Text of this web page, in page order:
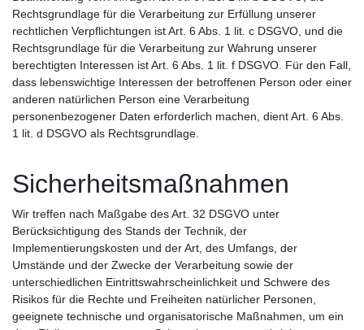
Rechtsgrundlage für die Verarbeitung zur Erfüllung unserer
rechtlichen Verpflichtungen ist Art. 6 Abs. 1 lit. c DSGVO, und die
Rechtsgrundlage für die Verarbeitung zur Wahrung unserer
berechtigten Interessen ist Art. 6 Abs. 1 lit. f DSGVO. Für den Fall,
dass lebenswichtige Interessen der betroffenen Person oder einer
anderen natürlichen Person eine Verarbeitung
personenbezogener Daten erforderlich machen, dient Art. 6 Abs.
1 lit. d DSGVO als Rechtsgrundlage.
Sicherheitsmaßnahmen
Wir treffen nach Maßgabe des Art. 32 DSGVO unter
Berücksichtigung des Stands der Technik, der
Implementierungskosten und der Art, des Umfangs, der
Umstände und der Zwecke der Verarbeitung sowie der
unterschiedlichen Eintrittswahrscheinlichkeit und Schwere des
Risikos für die Rechte und Freiheiten natürlicher Personen,
geeignete technische und organisatorische Maßnahmen, um ein